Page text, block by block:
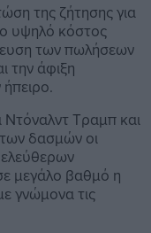
της ζήτησης για
υψηλό κόστος
των πωλήσεων
την άφιξη
Ντόναλντ Τραμπ και
των δασμών οι
μεγάλο βαθμό η
γνώμονα τις